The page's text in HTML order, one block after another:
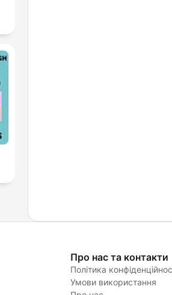
Про нас та контакти
Політика
Умови використання